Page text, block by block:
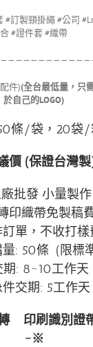
#訂製頸掛繩 #公司
合 #證件套 #織帶
件)(全台最低量，只
於自己的LOGO)
條/袋，20袋/
價 (保證台灣
批發 小量製
印織帶免製稿
單，不收打樣
: 50條 (限標
: 8~10工作天
交期: 5工作天
印刷識別證
~※